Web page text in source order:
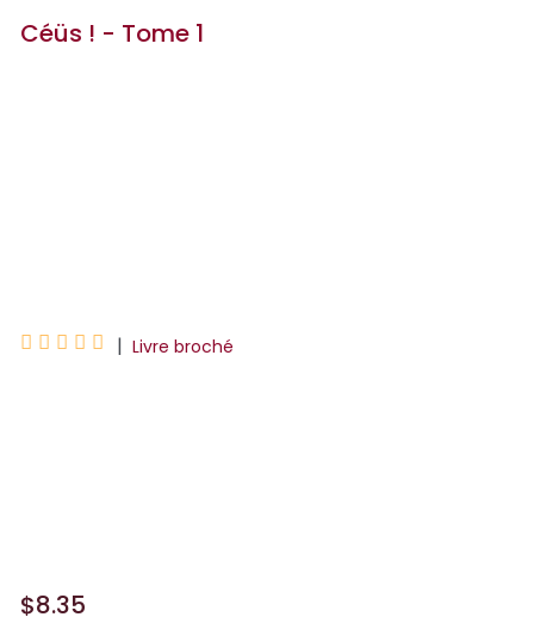
Céüs ! - Tome 1
     | Livre broché
$8.35